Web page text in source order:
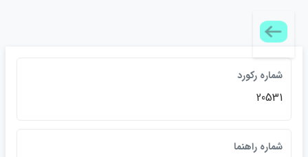
شماره رکورد
20531
شماره راهنما